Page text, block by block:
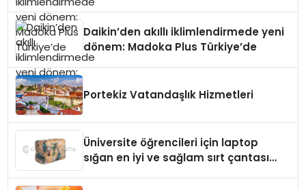
Daikin’den akıllı iklimlendirmede yeni
dönem: Madoka Plus Türkiye’de
Portekiz Vatandaşlık Hizmetleri
Üniversite öğrencileri için laptop
sığan en iyi ve sağlam sırt çantası